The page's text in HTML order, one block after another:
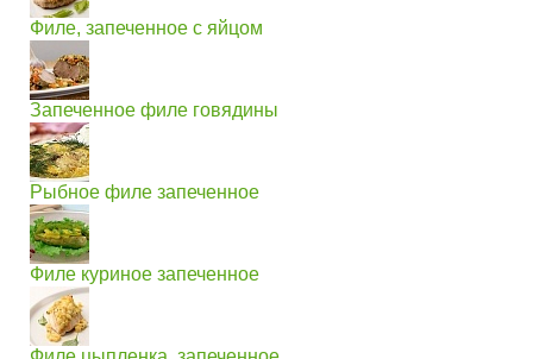
Филе, запеченное с яйцом
Запеченное филе говядины
Рыбное филе запеченное
Филе куриное запеченное